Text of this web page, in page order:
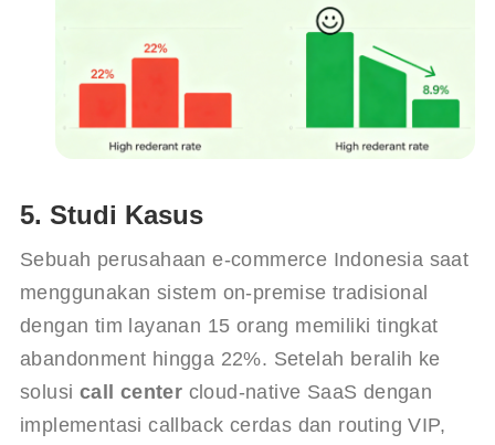
5. Studi Kasus
Sebuah perusahaan e-commerce Indonesia saat
menggunakan sistem on-premise tradisional
dengan tim layanan 15 orang memiliki tingkat
abandonment hingga 22%. Setelah beralih ke
solusi call center cloud-native SaaS dengan
implementasi callback cerdas dan routing VIP,